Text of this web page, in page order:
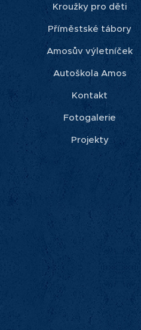
Kroužky pro děti
Příměstské tábory
Amosův výletníček
Autoškola Amos
Kontakt
Fotogalerie
Projekty